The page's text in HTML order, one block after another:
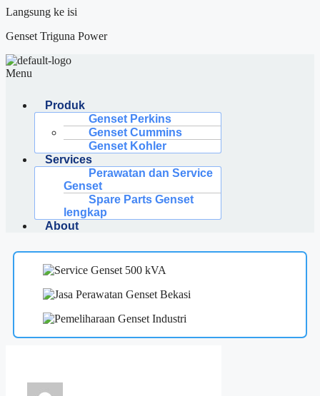
Langsung ke isi
Genset Triguna Power
Menu
Produk
Genset Perkins
Genset Cummins
Genset Kohler
Services
Perawatan dan Service
Genset
Spare Parts Genset
lengkap
About